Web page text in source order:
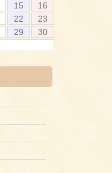
15
16
22
23
29
30